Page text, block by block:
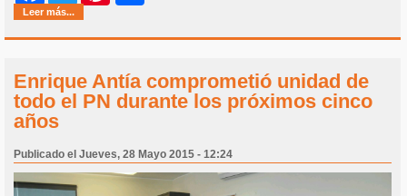
Leer más...
Enrique Antía comprometió unidad de
todo el PN durante los próximos cinco
años
Publicado el Jueves, 28 Mayo 2015 - 12:24